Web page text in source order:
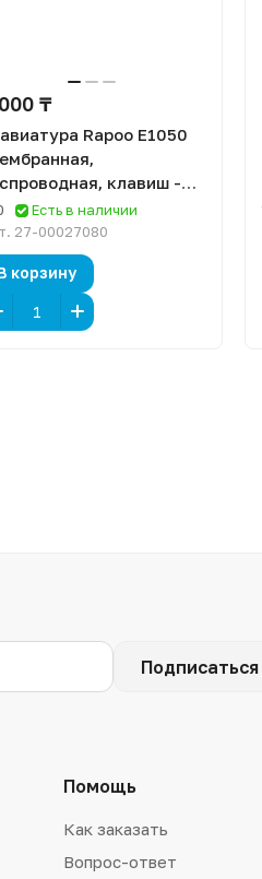
₸
Rapoo E1050
клавиш -
черная]
Есть в наличии
27-00027080
корзину
Подписаться
Помощь
Как заказать
Вопрос-ответ